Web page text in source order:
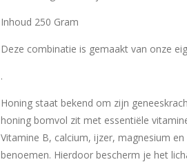
Inhoud 250 Gram
Deze combinatie is gemaakt van onze
.
Honing staat bekend om zijn
honing bomvol zit met essentiële
Vitamine B, calcium, ijzer, magnesium
benoemen. Hierdoor bescherm je het